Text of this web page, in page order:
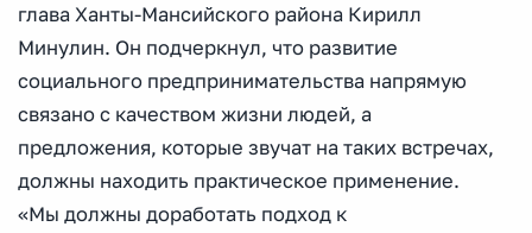
глава Ханты-Мансийского района Кирилл
Минулин. Он подчеркнул, что развитие
социального предпринимательства напрямую
связано с качеством жизни людей, а
предложения, которые звучат на таких встречах,
должны находить практическое применение.
«Мы должны доработать подход к